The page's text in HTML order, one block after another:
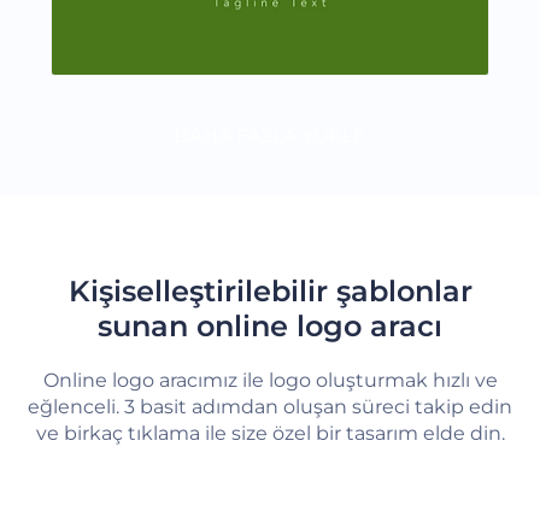
Kişiselleştirilebilir şablonlar
sunan online logo aracı
Online logo aracımız ile logo oluşturmak hızlı ve
eğlenceli. 3 basit adımdan oluşan süreci takip edin
ve birkaç tıklama ile size özel bir tasarım elde din.